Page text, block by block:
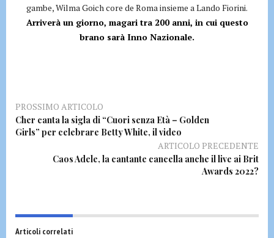
gambe, Wilma Goich core de Roma insieme a Lando Fiorini.
Arriverà un giorno, magari tra 200 anni, in cui questo
brano sarà Inno Nazionale.
PROSSIMO ARTICOLO
Cher canta la sigla di “Cuori senza Età – Golden
Girls” per celebrare Betty White, il video
ARTICOLO PRECEDENTE
Caos Adele, la cantante cancella anche il live ai Brit
Awards 2022?
Articoli correlati